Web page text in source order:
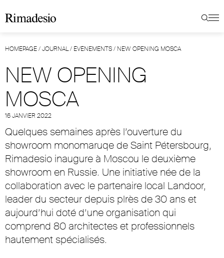
HOMEPAGE/JOURNAL/ ÉVÉNEMENTS/ NEW OPENING MOSCA
NEW OPENING
MOSCA
16 JANVIER 2022
Quelques semaines après l’ouverture du
showroom monomaruqe de Saint Pétersbourg,
Rimadesio inaugure à Moscou le deuxième
showroom en Russie. Une initiative née de la
collaboration avec le partenaire local Landoor,
leader du secteur depuis plrès de 30 ans et
aujourd’hui doté d’une organisation qui
comprend 80 architectes et professionnels
hautement spécialisés.